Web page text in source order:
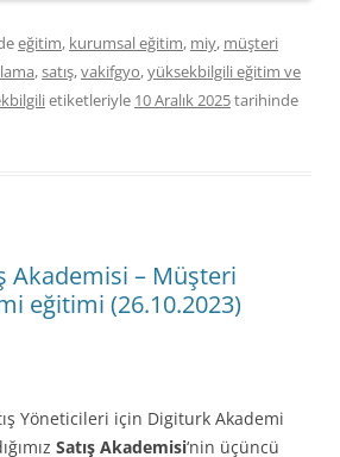
eğitim, kurumsal eğitim, miy, müşteri
,satış,vakifgyo,yüksekbilgili eğitim ve
etiketleriyle 10 Aralık 2025tarihinde
Akademisi – Müşteri
eğitimi (26.10.2023)
Yöneticileri için Digiturk Akademi
Satış Akademisi‘nin üçüncü